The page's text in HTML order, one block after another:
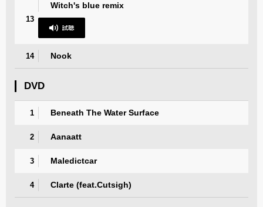
13
Witch's blue remix
14 Nook
DVD
1 Beneath The Water Surface
2 Aanaatt
3 Maledictcar
4 Clarte (feat.Cutsigh)